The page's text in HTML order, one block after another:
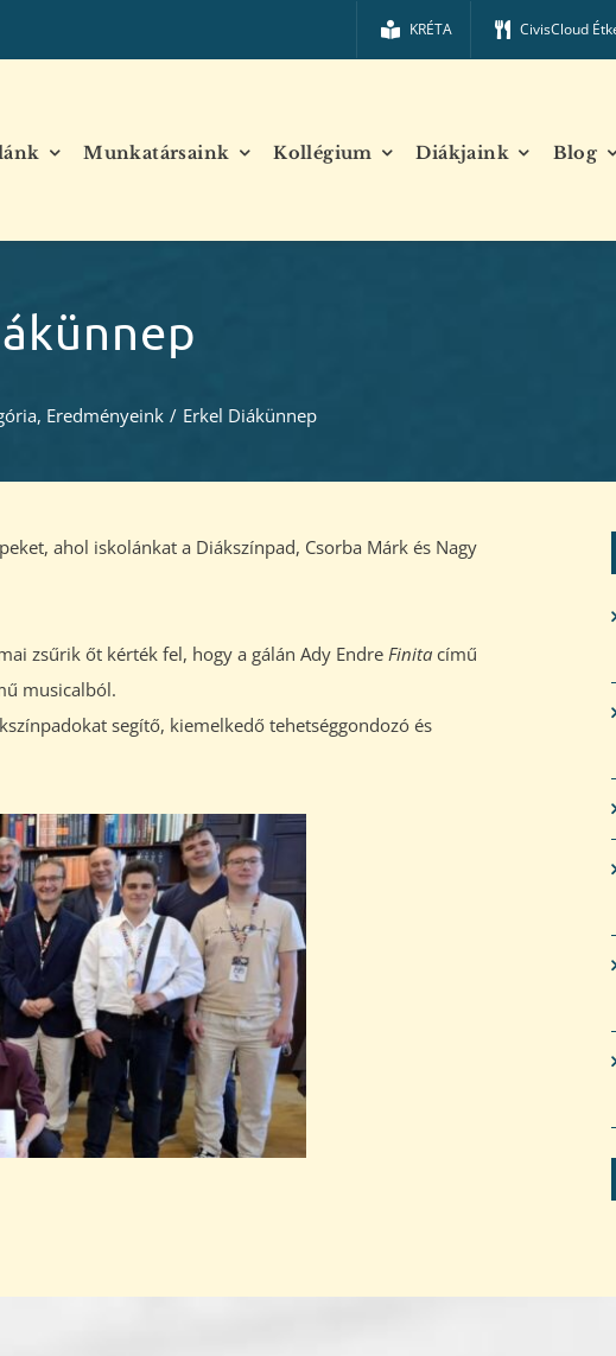
KRÉTA CivisCloud
Munkatársaink Kollégium Diákjaink Blog
, Eredményeink / Erkel Diákünnep
ahol iskolánkat a Diákszínpad, Csorba Márk és Nagy
zsűrik őt kérték fel, hogy a gálán Ady Endre Finitacímű
musicalból.
segítő, kiemelkedő tehetséggondozó és